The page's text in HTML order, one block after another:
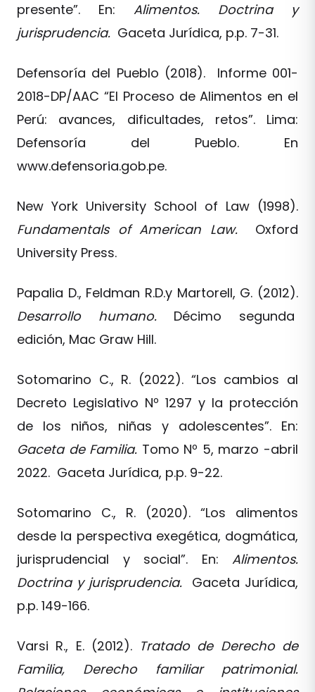
presente”. En: Alimentos. Doctrina y
jurisprudencia. Gaceta Jurídica, p.p. 7-31.
Defensoría del Pueblo (2018). Informe 001-
2018-DP/AAC “El Proceso de Alimentos en el
Perú: avances, dificultades, retos”. Lima:
Defensoría del Pueblo. En
www.defensoria.gob.pe.
New York University School of Law (1998).
Fundamentals of American Law.Oxford
University Press.
Papalia D., Feldman R.D.y Martorell, G. (2012).
Desarrollo humano. Décimo segunda
edición, Mac Graw Hill.
Sotomarino C., R. (2022). “Los cambios al
Decreto Legislativo Nº 1297 y la protección
de los niños, niñas y adolescentes”. En:
Gaceta de Familia. Tomo Nº 5, marzo -abril
2022. Gaceta Jurídica, p.p. 9-22.
Sotomarino C., R. (2020). “Los alimentos
desde la perspectiva exegética, dogmática,
jurisprudencial y social”. En: Alimentos.
Doctrina y jurisprudencia. Gaceta Jurídica,
p.p. 149-166.
Varsi R., E. (2012). Tratado de Derecho de
Familia, Derecho familiar patrimonial.